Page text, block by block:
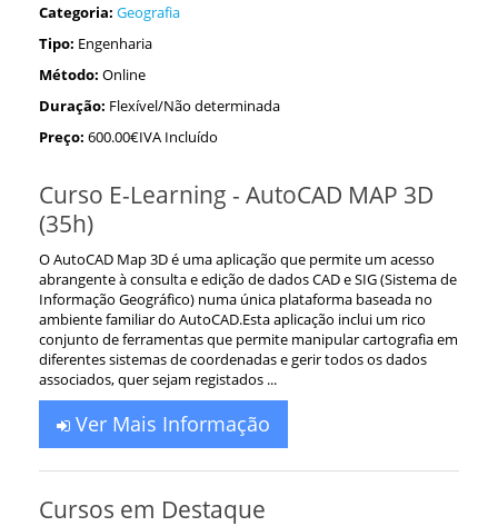
Categoria: Geografia
Tipo: Engenharia
Método: Online
Duração: Flexível/Não determinada
Preço: 600.00€IVA Incluído
Curso E-Learning - AutoCAD MAP 3D
(35h)
O AutoCAD Map 3D é uma aplicação que permite um acesso
abrangente à consulta e edição de dados CAD e SIG (Sistema de
Informação Geográfico) numa única plataforma baseada no
ambiente familiar do AutoCAD.Esta aplicação inclui um rico
conjunto de ferramentas que permite manipular cartografia em
diferentes sistemas de coordenadas e gerir todos os dados
associados, quer sejam registados ...
Ver Mais Informação
Cursos em Destaque